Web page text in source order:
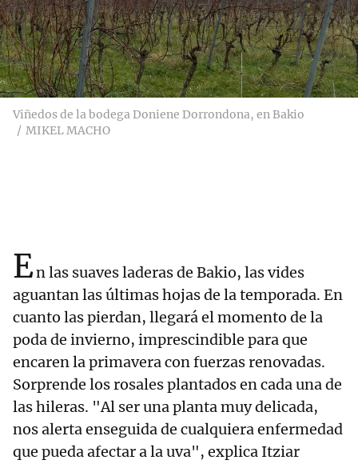
Viñedos de la bodega Doniene Dorrondona, en Bakio
MIKEL MACHO
En las suaves laderas de Bakio, las vides
aguantan las últimas hojas de la temporada. En
cuanto las pierdan, llegará el momento de la
poda de invierno, imprescindible para que
encaren la primavera con fuerzas renovadas.
Sorprende los rosales plantados en cada una de
las hileras. "Al ser una planta muy delicada,
nos alerta enseguida de cualquiera enfermedad
que pueda afectar a la uva", explica Itziar